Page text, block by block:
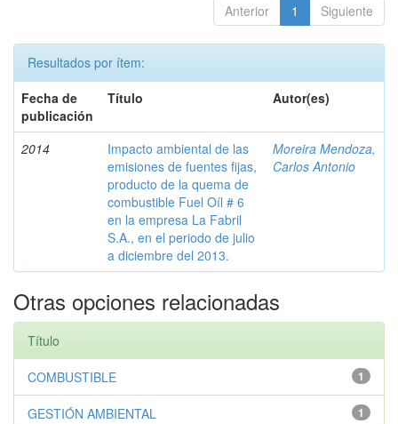
Anterior 1 Siguiente
Resultados por ítem:
Fecha de
publicación
Título Autor(es)
2014
Impacto ambiental de las
emisiones de fuentes fijas,
producto de la quema de
combustible Fuel Oíl # 6
en la empresa La Fabril
S.A., en el periodo de julio
a diciembre del 2013.
Moreira Mendoza,
Carlos Antonio
Otras opciones relacionadas
Título
1
COMBUSTIBLE
1
GESTIÓN AMBIENTAL